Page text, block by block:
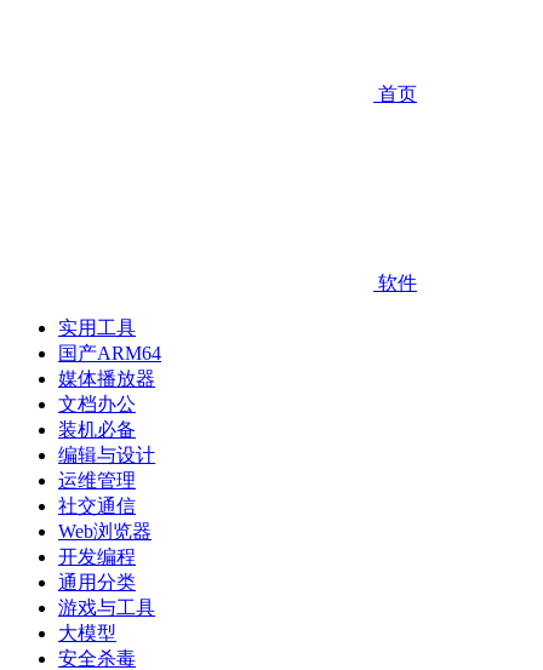
首页
软件
实用工具
国产ARM64
媒体播放器
文档办公
装机必备
编辑与设计
运维管理
社交通信
Web浏览器
开发编程
通用分类
游戏与工具
大模型
安全杀毒